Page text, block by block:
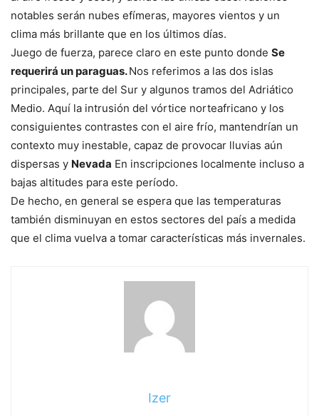
notables serán nubes efímeras, mayores vientos y un
clima más brillante que en los últimos días.
Juego de fuerza, parece claro en este punto donde Se
requerirá un paraguas.Nos referimos a las dos islas
principales, parte del Sur y algunos tramos del Adriático
Medio. Aquí la intrusión del vórtice norteafricano y los
consiguientes contrastes con el aire frío, mantendrían un
contexto muy inestable, capaz de provocar lluvias aún
dispersas y Nevada En inscripciones localmente incluso a
bajas altitudes para este período.
De hecho, en general se espera que las temperaturas
también disminuyan en estos sectores del país a medida
que el clima vuelva a tomar características más invernales.
Izer